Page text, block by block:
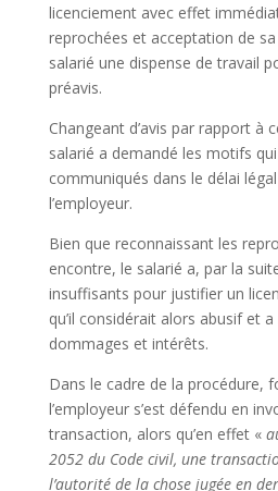
licenciement avec effet
reprochées et acceptation de sa
salarié une dispense de travail
préavis.
Changeant d’avis par rapport à
salarié a demandé les motifs
communiqués dans le délai
l’employeur.
Bien que reconnaissant les
encontre, le salarié a, par la
insuffisants pour justifier un
qu’il considérait alors abusif et
dommages et intérêts.
Dans le cadre de la procédure,
l’employeur s’est défendu en
transaction, alors qu’en effet «
2052 du Code civil, une
l’autorité de la chose jugée en